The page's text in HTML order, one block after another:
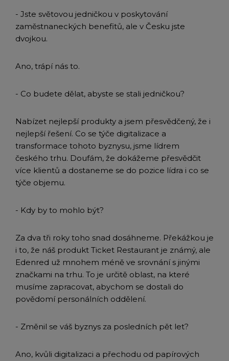
- Jste světovou jedničkou v poskytování
zaměstnaneckých benefitů, ale v Česku jste
dvojkou.
Ano, trápí nás to.
- Co budete dělat, abyste se stali jedničkou?
Nabízet nejlepší produkty a jsem přesvědčený, že i
nejlepší řešení. Co se týče digitalizace a
transformace tohoto byznysu, jsme lídrem
českého trhu. Doufám, že dokážeme přesvědčit
více klientů a dostaneme se do pozice lídra i co se
týče objemu.
- Kdy by to mohlo být?
Za dva tři roky toho snad dosáhneme. Překážkou je
i to, že náš produkt Ticket Restaurant je známý, ale
Edenred už mnohem méně ve srovnání s jinými
značkami na trhu. To je určitě oblast, na které
musíme zapracovat, abychom se dostali do
povědomí personálních oddělení.
- Změnil se váš byznys za posledních pět let?
Ano, kvůli digitalizaci a přechodu od papírových